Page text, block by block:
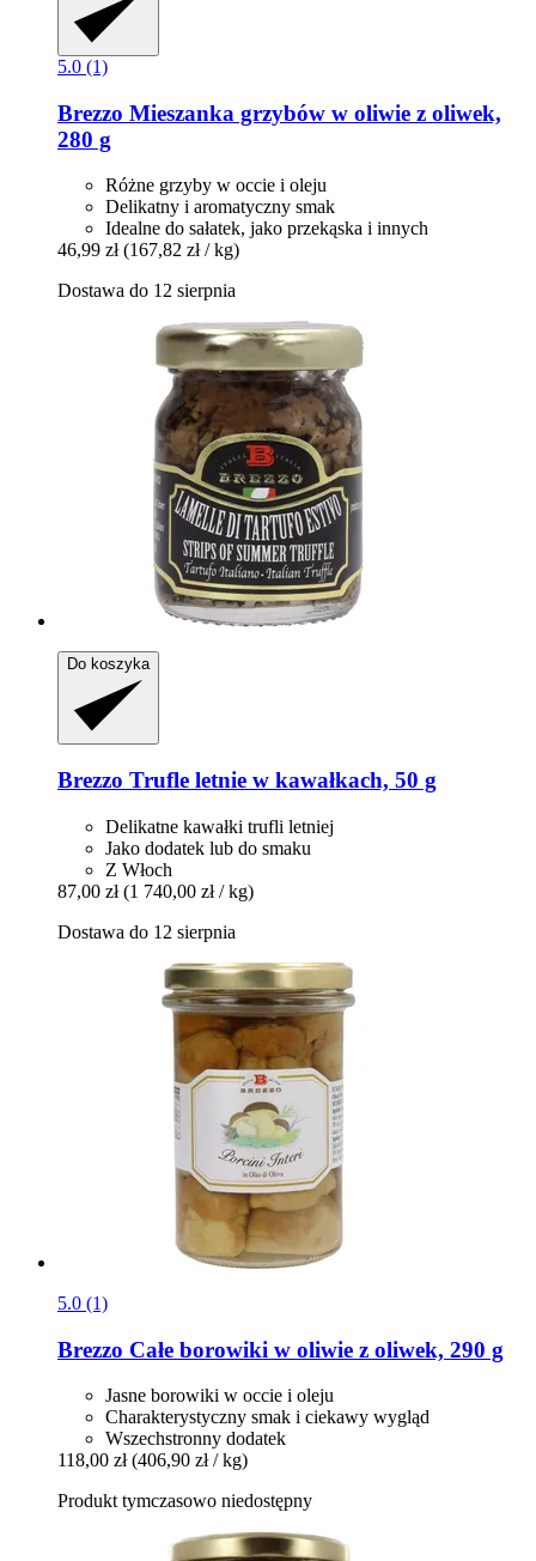
5.0 (1)
Brezzo Mieszanka grzybów w oliwie z oliwek,
280 g
Różne grzyby w occie i oleju
Delikatny i aromatyczny smak
Idealne do sałatek, jako przekąska i innych
46,99 zł (167,82 zł / kg)
Dostawa do 12 sierpnia
Do koszyka
Brezzo Trufle letnie w kawałkach, 50 g
Delikatne kawałki trufli letniej
Jako dodatek lub do smaku
Z Włoch
87,00 zł (1 740,00 zł / kg)
Dostawa do 12 sierpnia
5.0 (1)
Brezzo Całe borowiki w oliwie z oliwek, 290 g
Jasne borowiki w occie i oleju
Charakterystyczny smak i ciekawy wygląd
Wszechstronny dodatek
118,00 zł (406,90 zł / kg)
Produkt tymczasowo niedostępny